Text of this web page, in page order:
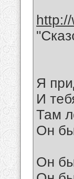
Я
И
Там
Он
Он